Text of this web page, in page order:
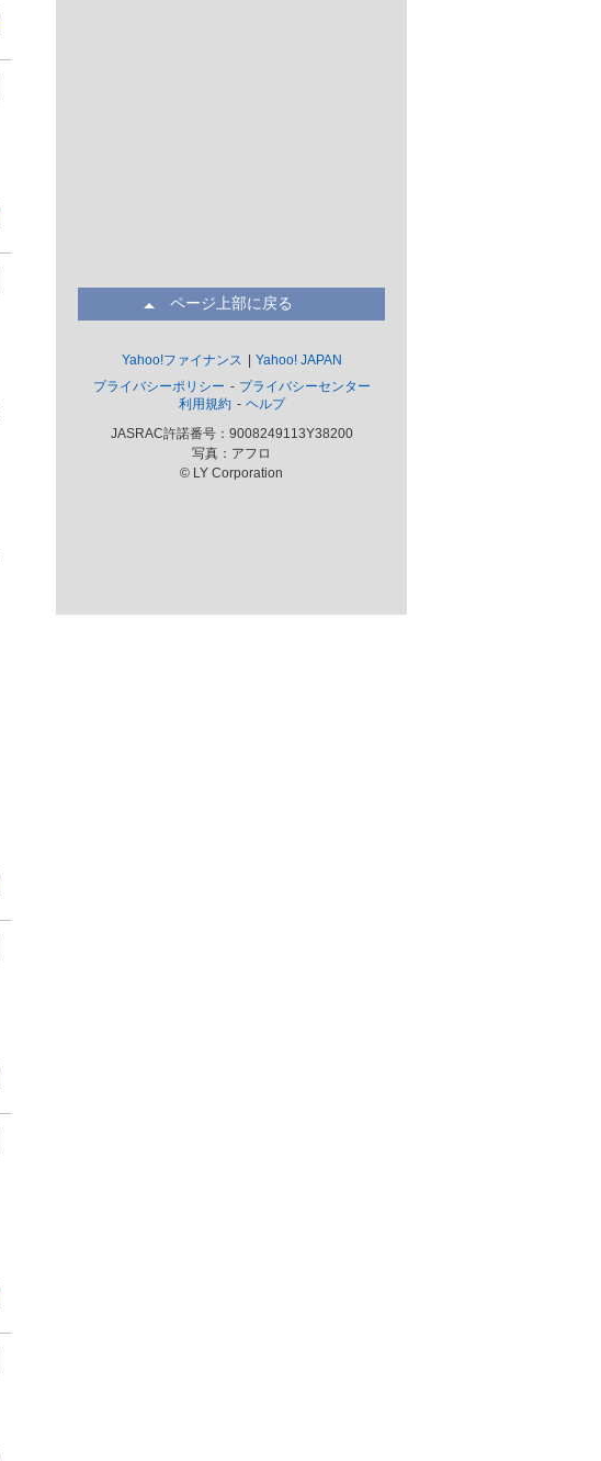
ページ上部に戻る
Yahoo!ファイナンス
Yahoo! JAPAN
プライバシーポリシー
プライバシーセンター
利用規約
ヘルプ
JASRAC許諾番号：9008249113Y38200
写真：アフロ
© LY Corporation